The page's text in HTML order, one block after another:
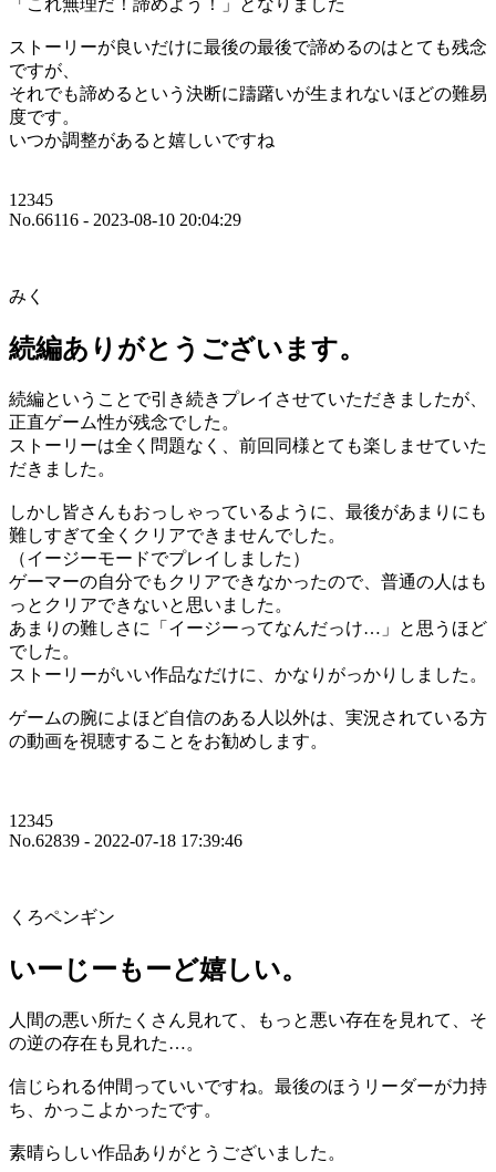
「これ無理だ！諦めよう！」となりました
ストーリーが良いだけに最後の最後で諦めるのはとても残念
ですが、
それでも諦めるという決断に躊躇いが生まれないほどの難易
度です。
いつか調整があると嬉しいですね
12345
No.66116 - 2023-08-10 20:04:29
みく
続編ありがとうございます。
続編ということで引き続きプレイさせていただきましたが、
正直ゲーム性が残念でした。
ストーリーは全く問題なく、前回同様とても楽しませていた
だきました。
しかし皆さんもおっしゃっているように、最後があまりにも
難しすぎて全くクリアできませんでした。
（イージーモードでプレイしました）
ゲーマーの自分でもクリアできなかったので、普通の人はも
っとクリアできないと思いました。
あまりの難しさに「イージーってなんだっけ…」と思うほど
でした。
ストーリーがいい作品なだけに、かなりがっかりしました。
ゲームの腕によほど自信のある人以外は、実況されている方
の動画を視聴することをお勧めします。
12345
No.62839 - 2022-07-18 17:39:46
くろペンギン
いーじーもーど嬉しい。
人間の悪い所たくさん見れて、もっと悪い存在を見れて、そ
の逆の存在も見れた…。
信じられる仲間っていいですね。最後のほうリーダーが力持
ち、かっこよかったです。
素晴らしい作品ありがとうございました。